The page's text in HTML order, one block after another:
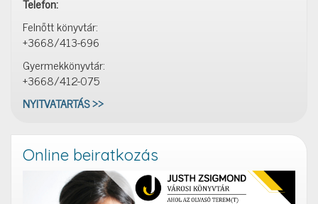
Felnőtt könyvtár:
+3668/413-696
Gyermekkönyvtár:
+3668/412-075
NYITVATARTÁS >>
Online beiratkozás